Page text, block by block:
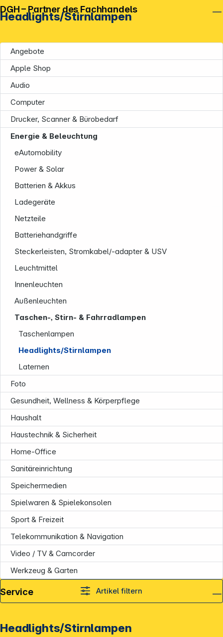
Headlights/Stirnlampen
Angebote
Apple Shop
Audio
Computer
Drucker, Scanner & Bürobedarf
Energie & Beleuchtung
eAutomobility
Power & Solar
Batterien & Akkus
Ladegeräte
Netzteile
Batteriehandgriffe
Steckerleisten, Stromkabel/-adapter & USV
Leuchtmittel
Innenleuchten
Außenleuchten
Taschen-, Stirn- & Fahrradlampen
Taschenlampen
Headlights/Stirnlampen
Laternen
Foto
Gesundheit, Wellness & Körperpflege
Haushalt
Haustechnik & Sicherheit
Home-Office
Sanitäreinrichtung
Speichermedien
Spielwaren & Spielekonsolen
Sport & Freizeit
Telekommunikation & Navigation
Video / TV & Camcorder
Werkzeug & Garten
Artikel filtern
Headlights/Stirnlampen
DGH – Partner des Fachhandels
Unternehmen
Informationen
Service